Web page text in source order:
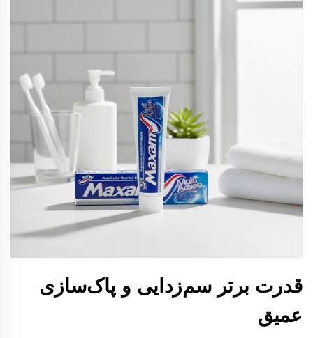
قدرت برتر سم‌زدایی و پاک‌سازی
عمیق